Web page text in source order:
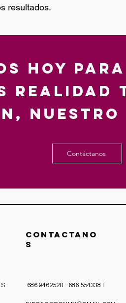
resultados.​
hoy
realidad
nuestro
Contáctanos
CONTACTANO
S
686 9462520 - 686 5543381